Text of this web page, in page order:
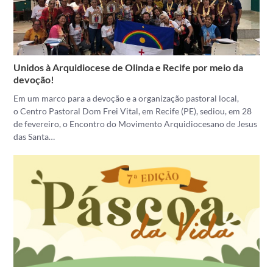
Unidos à Arquidiocese de Olinda e Recife por meio da
devoção!
Em um marco para a devoção e a organização pastoral local,
o Centro Pastoral Dom Frei Vital, em Recife (PE), sediou, em 28
de fevereiro, o Encontro do Movimento Arquidiocesano de Jesus
das Santa…